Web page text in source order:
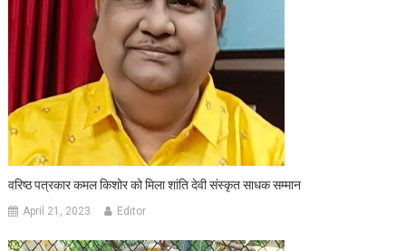
वरिष्ठ पत्रकार कमल किशोर को मिला शांति देवी संस्कृत साधक सम्मान
April 21, 2023 Editor